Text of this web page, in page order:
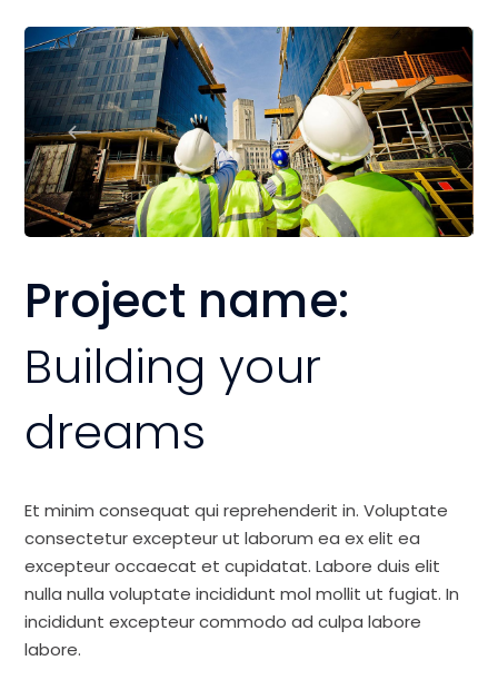
Project name:
Building your
dreams
Et minim consequat qui reprehenderit in. Voluptate
consectetur excepteur ut laborum ea ex elit ea
excepteur occaecat et cupidatat. Labore duis elit
nulla nulla voluptate incididunt mol mollit ut fugiat. In
incididunt excepteur commodo ad culpa labore
labore.